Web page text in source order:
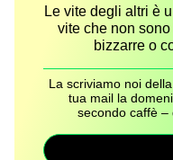
Le vite degli altri è
vite che non
bizzarre o
La scriviamo noi
tua mail la
secondo caffè –